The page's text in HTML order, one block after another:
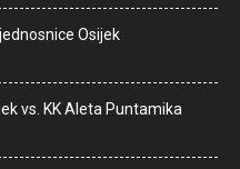
Osijek
vs. KK Aleta Puntamika